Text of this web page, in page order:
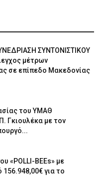
ΣΥΝΤΟΝΙΣΤΙΚΟΥ
μέτρων
σε επίπεδο Μακεδονίας
του ΥΜΑΘ
Γκιουλέκα με τον
«POLLI-BEEs» με
για το